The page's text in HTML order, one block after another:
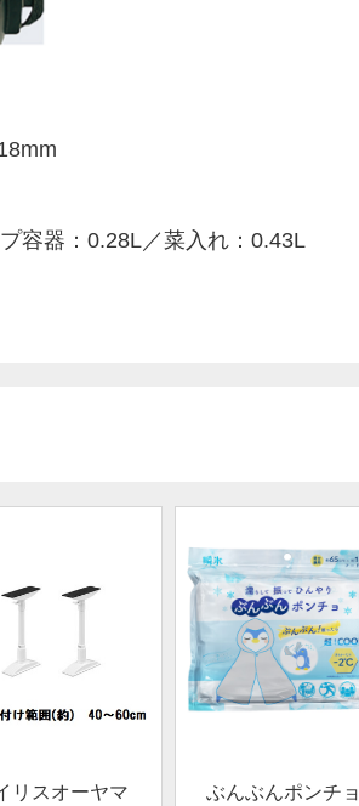
容器：0.28L／菜入れ：0.43L
リスオーヤマ
ぶんぶんポンチョ